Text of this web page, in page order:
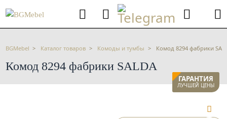
BGMebel Каталог товаров Комоды и тумбы Комод 8294 фабрики
Комод 8294 фабрики SALDA
ГАРАНТИЯ
ЛУЧШЕЙ ЦЕНЫ